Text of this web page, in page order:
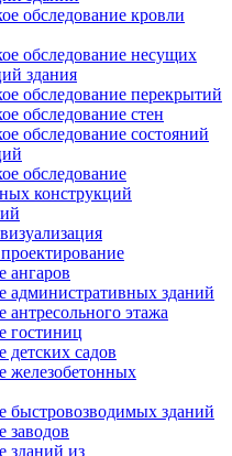
обследование кровли
обследование несущих
здания
обследование перекрытий
обследование стен
обследование состояний
обследование
конструкций
ангаров
административных зданий
антресольного этажа
гостиниц
детских садов
железобетонных
быстровозводимых зданий
заводов
зданий из